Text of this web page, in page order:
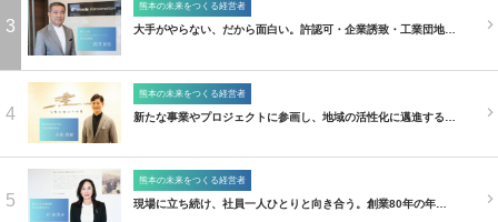
3
熊本の未来をつくる経営者
大手がやらない、だから面白い。許認可・企業誘致・工業団地…
4
熊本の未来をつくる経営者
新たな事業やプロジェクトに参画し、地域の活性化に邁進する…
5
熊本の未来をつくる経営者
現場に立ち続け、社員一人ひとりと向き合う。創業80年の年…